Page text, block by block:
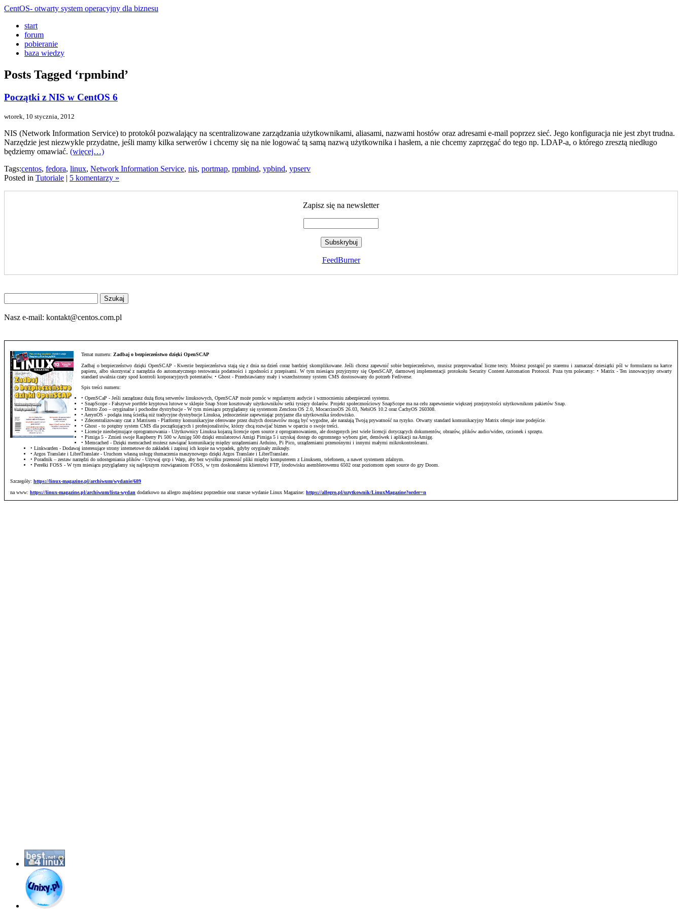
CentOS- otwarty system operacyjny dla biznesu
start
forum
pobieranie
baza wiedzy
Posts Tagged ‘rpmbind’
Początki z NIS w CentOS 6
wtorek, 10 stycznia, 2012
NIS (Network Information Service) to protokół pozwalający na scentralizowane zarządzania użytkownikami, aliasami, nazwami hostów oraz adresami e-mail poprzez sieć. Jego konfiguracja nie jest zbyt trudna.
Narzędzie jest niezwykle przydatne, jeśli mamy kilka serwerów i chcemy się na nie logować tą samą nazwą użytkownika i hasłem, a nie chcemy zaprzęgać do tego np. LDAP-a, o którego zresztą niedługo
będziemy omawiać. (więcej…)
Tags:centos, fedora, linux, Network Information Service, nis, portmap, rpmbind, ypbind, ypserv
Posted in Tutoriale | 5 komentarzy »
Zapisz się na newsletter
FeedBurner
na
stronie
Nasz e-mail: kontakt@centos.com.pl
Temat numeru: Zadbaj o bezpieczeństwo dzięki OpenSCAP
Zadbaj o bezpieczeństwo dzięki OpenSCAP - Kwestie bezpieczeństwa stają się z dnia na dzień coraz bardziej skomplikowane. Jeśli chcesz zapewnić sobie bezpieczeństwo, musisz przeprowadzać liczne testy. Możesz postąpić po staremu i zaznaczać dziesiątki pól w formularzu na kartce
papieru, albo skorzystać z narzędzia do automatycznego testowania podatności i zgodności z przepisami. W tym miesiącu przyjrzymy się OpenSCAP, darmowej implementacji protokołu Security Content Automation Protocol. Poza tym polecamy: • Matrix - Ten innowacyjny otwarty
standard uwalnia czaty spod kontroli korporacyjnych potentatów. • Ghost - Przedstawiamy mały i wszechstronny system CMS dostosowany do potrzeb Fediverse.
Spis treści numeru:
• OpenSCaP - Jeśli zarządzasz dużą flotą serwerów linuksowych, OpenSCAP może pomóc w regularnym audycie i wzmocnieniu zabezpieczeń systemu.
• SnapScope - Fałszywe portfele kryptowa lutowe w sklepie Snap Store kosztowały użytkowników setki tysięcy dolarów. Projekt społecznościowy SnapScope ma na celu zapewnienie większej przejrzystości użytkownikom pakietów Snap.
• Distro Zoo – oryginalne i pochodne dystrybucje - W tym miesiącu przyglądamy się systemom Zenclora OS 2.0, MocaccinoOS 26.03, NebiOS 10.2 oraz CachyOS 260308.
• AerynOS - podąża inną ścieżką niż tradycyjne dystrybucje Linuksa, jednocześnie zapewniając przyjazne dla użytkownika środowisko.
• Zdecentralizowany czat z Matrixem - Platformy komunikacyjne oferowane przez dużych dostawców mogą być wygodne, ale narażają Twoją prywatność na ryzyko. Otwarty standard komunikacyjny Matrix oferuje inne podejście.
• Ghost - to potężny system CMS dla początkujących i profesjonalistów, którzy chcą rozwijać biznes w oparciu o swoje treści.
• Licencje nieobejmujące oprogramowania - Użytkownicy Linuksa kojarzą licencje open source z oprogramowaniem, ale dostępnych jest wiele licencji dotyczących dokumentów, obrazów, plików audio/wideo, czcionek i sprzętu.
• Pimiga 5 - Zmień swoje Raspberry Pi 500 w Amigę 500 dzięki emulatorowi Amigi Pimiga 5 i uzyskaj dostęp do ogromnego wyboru gier, demówek i aplikacji na Amigę.
• Memcached - Dzięki memcached możesz nawiązać komunikację między urządzeniami Arduino, Pi Pico, urządzeniami przenośnymi i innymi małymi mikrokontrolerami.
• Linkwarden - Dodawaj interesujące strony internetowe do zakładek i zapisuj ich kopie na wypadek, gdyby oryginały zniknęły.
• Argos Translate i LibreTranslate - Uruchom własną usługę tłumaczenia maszynowego dzięki Argos Translate i LibreTranslate.
• Poradnik – zestaw narzędzi do udostępniania plików - Używaj qrcp i Warp, aby bez wysiłku przenosić pliki między komputerem z Linuksem, telefonem, a nawet systemem zdalnym.
• Perełki FOSS - W tym miesiącu przyglądamy się najlepszym rozwiązaniom FOSS, w tym doskonałemu klientowi FTP, środowisku asemblerowemu 6502 oraz poziomom open source do gry Doom.
Szczegóły: https://linux-magazine.pl/archiwum/wydanie/689
na www: https://linux-magazine.pl/archiwum/lista-wydan dodatkowo na allegro znajdziesz poprzednie oraz starsze wydanie Linux Magazine: https://allegro.pl/uzytkownik/LinuxMagazine?order=n